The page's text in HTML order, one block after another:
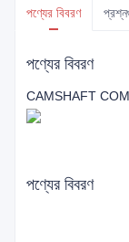
পণ্যের বিবরণ
পণ্যের বিবরণ
CAMSHAFT
পণ্যের বিবরণ